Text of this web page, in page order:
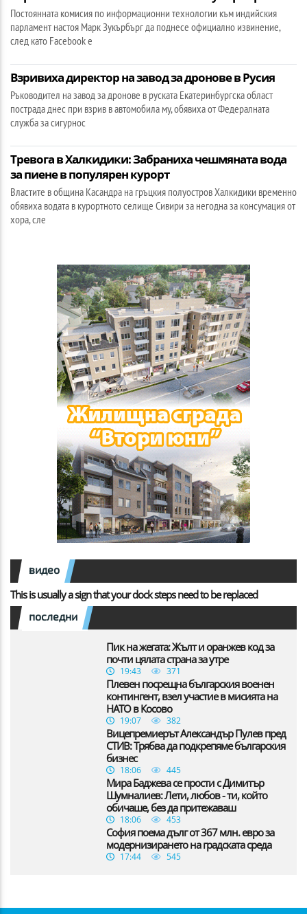
Постоянната комисия по информационни технологии към индийския
парламент настоя Марк Зукърбърг да поднесе официално извинение,
след като Facebook е
Взривиха директор на завод за дронове в Русия
Ръководител на завод за дронове в руската Екатеринбургска област
пострада днес при взрив в автомобила му, обявиха от Федералната
служба за сигурнос
Тревога в Халкидики: Забраниха чешмяната вода
за пиене в популярен курорт
Властите в община Касандра на гръцкия полуостров Халкидики временно
обявиха водата в курортното селище Сивири за негодна за консумация от
хора, сле
видео
This is usually a sign that your dock steps need to be replaced
последни
Пик на жегата: Жълт и оранжев код за
почти цялата страна за утре
19:43 371
Плевен посрещна българския военен
контингент, взел участие в мисията на
НАТО в Косово
19:07 382
Вицепремиерът Александър Пулев пред
СТИВ: Трябва да подкрепяме българския
бизнес
18:06 445
Мира Баджева се прости с Димитър
Шумналиев: Лети, любов - ти, който
обичаше, без да притежаваш
18:06 453
София поема дълг от 367 млн. евро за
модернизирането на градската среда
17:44 545